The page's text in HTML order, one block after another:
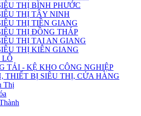
THỊ BÌNH PHƯỚC
THỊ TÂY NINH
THỊ TIỀN GIANG
THỊ ĐỒNG THÁP
THỊ TẠI AN GIANG
THỊ KIÊN GIANG
LỖ
TẢI - KỆ KHO CÔNG NGHIỆP
THIẾT BỊ SIÊU THỊ, CỬA HÀNG
Thị